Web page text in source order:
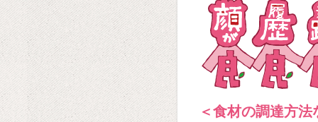
＜食材の調達方